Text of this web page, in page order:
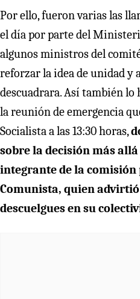
Por ello, fueron varias las
el día por parte del
algunos ministros del
reforzar la idea de unidad y
descuadrara. Así también
la reunión de emergencia
Socialista a las 13:30 horas,
sobre la decisión más allá
integrante de la
Comunista, quien
descuelgues en su